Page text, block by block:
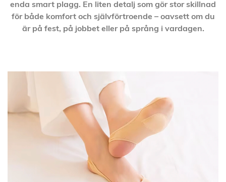
enda smart plagg. En liten detalj som gör stor skillnad
för både komfort och självförtroende – oavsett om du
är på fest, på jobbet eller på språng i vardagen.